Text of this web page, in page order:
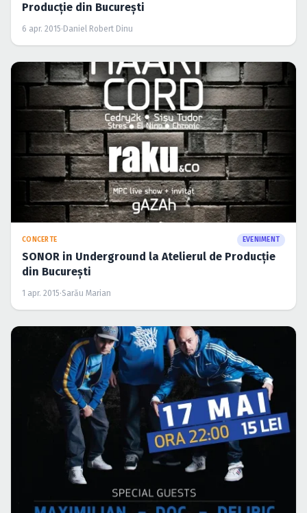
Producţie din Bucureşti
6 apr. 2015· Daniel Robert Dinu
CONCERTE EVENIMENT
SONOR in Underground la Atelierul de Producţie
din Bucureşti
1 apr. 2015·Sarău Marian